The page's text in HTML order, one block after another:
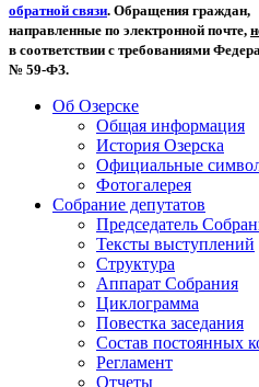
обратной связи. Обращения граждан,
направленные по электронной почте,
в соответствии с требованиями
№ 59-ФЗ.
Об Озерске
Общая информация
История Озерска
Официальные
Фотогалерея
Собрание депутатов
Председатель
Тексты выступлений
Структура
Аппарат Собрания
Циклограмма
Повестка заседания
Состав постоянных
Регламент
Отчеты